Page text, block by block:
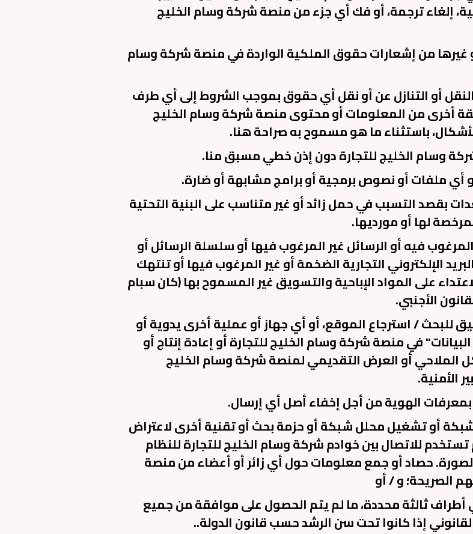
إلغاء ترجمة، أو فك أي جزء من منصة شركة وسام الخليج
غيرها من إشعارات حقوق الملكية الواردة في منصة شركة وسام
أو النقل أو التنازل عن أو نقل أي حقوق بموجب الشروط إلى أي طرف
أخرى من المعلومات أو محتوى منصة شركة وسام الخليج
باستثناء ما هو مسموح به صراحة هنا.
بقصد التسبب في حمل زائد أو غير متناسب على البنية التحتية
لها أو مورديها.
المرغوب فيه أو الرسائل غير المرغوب فيها أو سلسلة الرسائل أو
الإلكتروني التجارية الضخمة أو غير المرغوب فيها أو تنتهك
على المواد الإباحية والتسويق غير المسموح بها (كان سبام
للبحث / استرجاع الموقع، أو أي جهاز أو عملية أخرى يدوية أو
في منصة شركة وسام الخليج للتجارة أو إعادة إنتاج أو
الملاحي أو العرض التقديمي لمنصة شركة وسام الخليج
الأمنية.
أو تشغيل محلل شبكة أو حزمة بحث أو تقنية أخرى لاعتراض
للاتصال بين خوادم شركة وسام الخليج للتجارة للنظام
حصاد أو جمع معلومات حول أي زائر أو أعضاء من منصة
الصريحة؛ و / أو
أطراف ثالثة محددة، ما لم يتم الحصول على موافقة من جميع
إذا كانوا تحت سن الرشد حسب قانون الدولة..